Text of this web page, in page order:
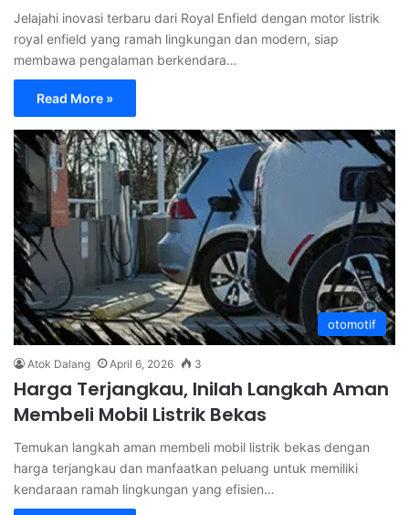
Jelajahi inovasi terbaru dari Royal Enfield dengan motor listrik
royal enfield yang ramah lingkungan dan modern, siap
membawa pengalaman berkendara…
Read More »
otomotif
Atok Dalang April 6, 2026 3
Harga Terjangkau, Inilah Langkah Aman
Membeli Mobil Listrik Bekas
Temukan langkah aman membeli mobil listrik bekas dengan
harga terjangkau dan manfaatkan peluang untuk memiliki
kendaraan ramah lingkungan yang efisien…